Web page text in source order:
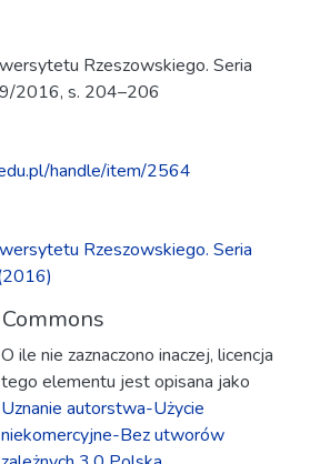
Rzeszowskiego. Seria
2016, s. 204–206
handle/item/2564
Rzeszowskiego. Seria
O ile nie zaznaczono inaczej, licencja
tego elementu jest opisana jako
Uznanie autorstwa-Użycie
niekomercyjne-Bez utworów